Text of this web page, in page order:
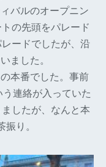
バルのオープニン
の先頭をパレード
ードでしたが、沿
ました。
本番でした。事前
連絡が入っていた
したが、なんと本
り。